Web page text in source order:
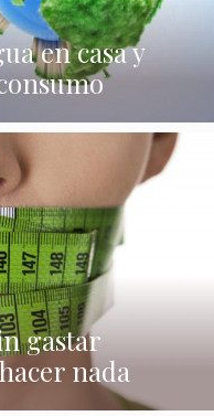
en casa y
gastar
nada